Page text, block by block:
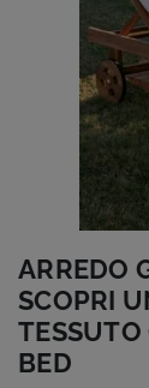
ARREDO
SCOPRI
BED